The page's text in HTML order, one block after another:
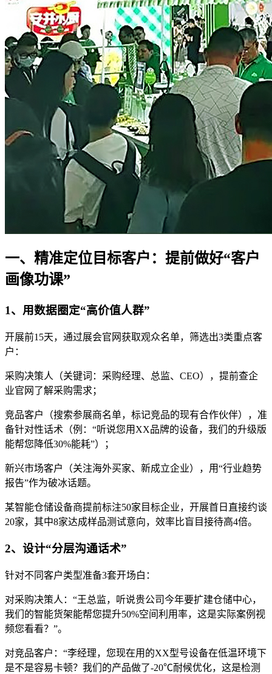
一、精准定位目标客户：提前做好“客户
画像功课”
1、用数据圈定“高价值人群”
开展前15天，通过展会官网获取观众名单，筛选出3类重点客
户：
采购决策人（关键词：采购经理、总监、CEO），提前查企
业官网了解采购需求；
竞品客户（搜索参展商名单，标记竞品的现有合作伙伴），准
备针对性话术（例：“听说您用XX品牌的设备，我们的升级版
能帮您降低30%能耗”）；
新兴市场客户（关注海外买家、新成立企业），用“行业趋势
报告”作为破冰话题。
某智能仓储设备商提前标注50家目标企业，开展首日直接约谈
20家，其中8家达成样品测试意向，效率比盲目接待高4倍。
2、设计“分层沟通话术”
针对不同客户类型准备3套开场白：
对采购决策人：“王总监，听说贵公司今年要扩建仓储中心，
我们的智能货架能帮您提升50%空间利用率，这是实际案例视
频您看看？”。
对竞品客户：“李经理，您现在用的XX型号设备在低温环境下
是不是容易卡顿？我们的产品做了-20℃耐候优化，这是检测